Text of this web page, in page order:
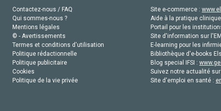
Contactez-nous / FAQ
Qui sommes-nous ?
Mentions légales
© - Avertissements
Termes et conditions d'utilisation
Politique rédactionnelle
Politique publicitaire
Cookies
Politique de la vie privée
Site e-commerce :
Aide à la pratique
Portail pour les
Site d'information sur
E-learning pour les
Bibliothèque d'e-books
Blog special IFSI :
Suivez notre actualité
Site d'emploi en santé :